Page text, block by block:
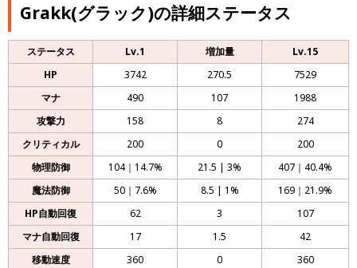
Grakk(グラック)の詳細ステータス
ステータス Lv.1 増加量
Lv.15
HP
3742 270.5
7529
マナ
490 107
1988
攻撃力
158 8
274
クリティカル
200 0
200
物理防御
104｜14.7% 21.5 | 3%
407｜40.4%
魔法防御
50｜7.6% 8.5 | 1%
169｜21.9%
HP自動回復
62 3
107
マナ自動回復
17 1.5
42
移動速度
360 0
360